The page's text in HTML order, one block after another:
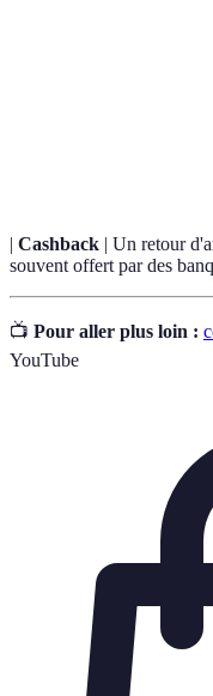
| Cashback | Un retour
souvent offert par des
📺 Pour aller plus loin :
YouTube